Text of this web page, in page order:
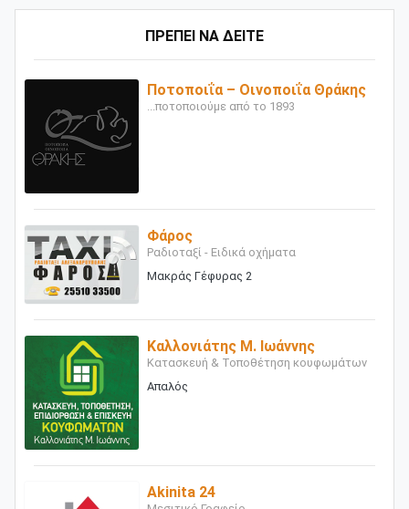
ΠΡΕΠΕΙ ΝΑ ΔΕΙΤΕ
Ποτοποιΐα – Οινοποιΐα Θράκης
...ποτοποιούμε από το 1893
Φάρος
Ραδιοταξί - Ειδικά οχήματα
Μακράς Γέφυρας 2
Καλλονιάτης Μ. Ιωάννης
Κατασκευή & Τοποθέτηση κουφωμάτων
Απαλός
Akinita 24